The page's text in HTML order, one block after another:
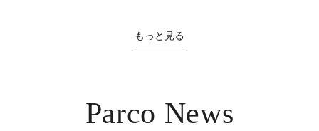
もっと見る
Parco News